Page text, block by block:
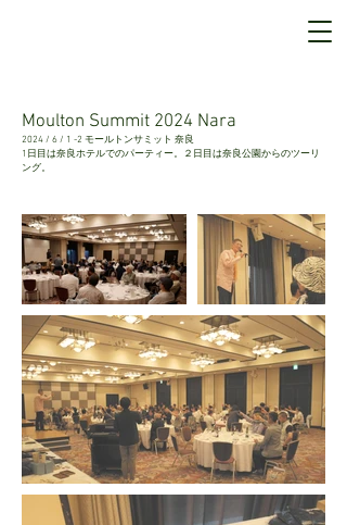
Moulton Summit 2024 Nara
2024 / 6 / 1 -2 モールトンサミット 奈良
​1日目は奈良ホテルでのパーティー。２日目は奈良公園からのツーリ
ング。